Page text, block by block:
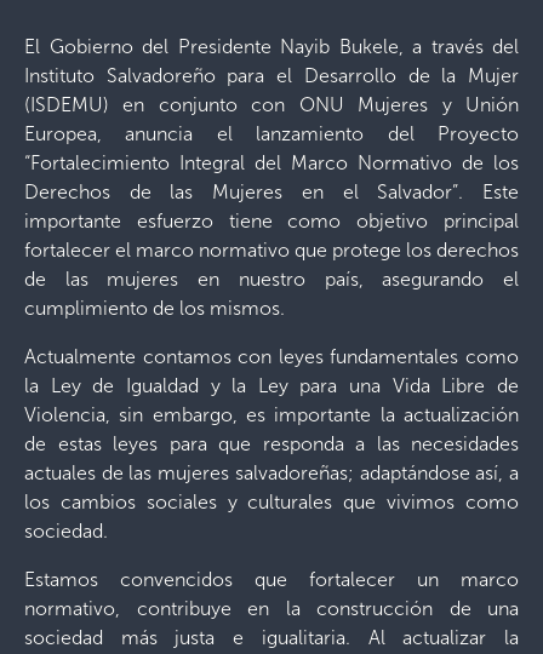
El Gobierno del Presidente Nayib Bukele, a través del
Instituto Salvadoreño para el Desarrollo de la Mujer
(ISDEMU) en conjunto con ONU Mujeres y Unión
Europea, anuncia el lanzamiento del Proyecto
“Fortalecimiento Integral del Marco Normativo de los
Derechos de las Mujeres en el Salvador”. Este
importante esfuerzo tiene como objetivo principal
fortalecer el marco normativo que protege los derechos
de las mujeres en nuestro país, asegurando el
cumplimiento de los mismos.
Actualmente contamos con leyes fundamentales como
la Ley de Igualdad y la Ley para una Vida Libre de
Violencia, sin embargo, es importante la actualización
de estas leyes para que responda a las necesidades
actuales de las mujeres salvadoreñas; adaptándose así, a
los cambios sociales y culturales que vivimos como
sociedad.
Estamos convencidos que fortalecer un marco
normativo, contribuye en la construcción de una
sociedad más justa e igualitaria. Al actualizar la